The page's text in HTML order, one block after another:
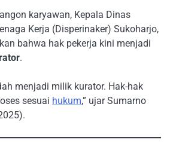
karyawan, Kepala Dinas
Kerja (Disperinaker) Sukoharjo,
bahwa hak pekerja kini menjadi
.
menjadi milik kurator. Hak-hak
sesuai hukum,” ujar Sumarno